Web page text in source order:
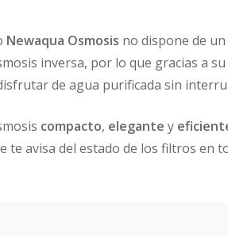
Newaqua Osmosis no dispone de
inversa, por lo que gracias a su
de agua purificada sin
compacto, elegante y
te avisa del estado de los filtros en